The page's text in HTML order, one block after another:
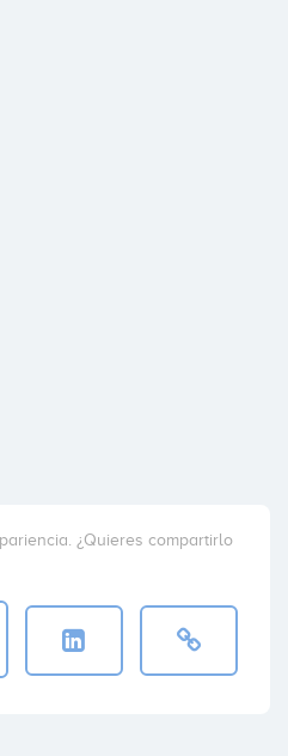
¿Quieres compartirlo